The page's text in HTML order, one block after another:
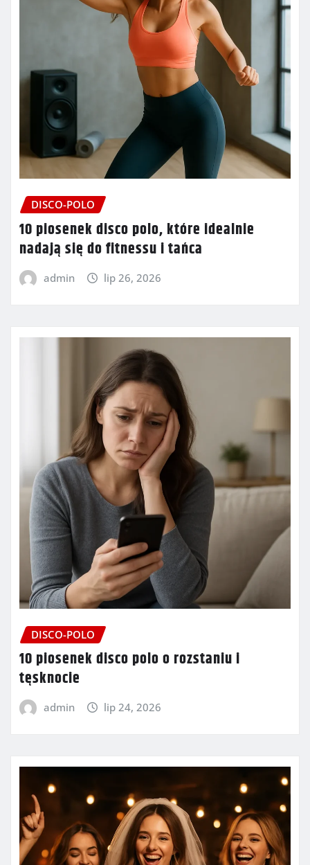
DISCO-POLO
10 piosenek disco polo, które idealnie
nadają się do fitnessu i tańca
admin lip 26, 2026
DISCO-POLO
10 piosenek disco polo o rozstaniu i
tęsknocie
admin lip 24, 2026